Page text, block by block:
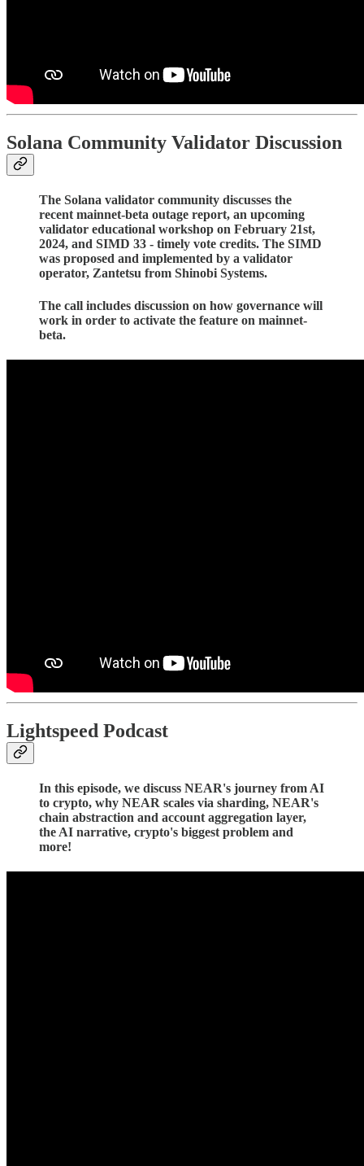
Solana Community Validator Discussion
The Solana validator community discusses the
recent mainnet-beta outage report, an upcoming
validator educational workshop on February 21st,
2024, and SIMD 33 - timely vote credits. The SIMD
was proposed and implemented by a validator
operator, Zantetsu from Shinobi Systems.
The call includes discussion on how governance will
work in order to activate the feature on mainnet-
beta.
Lightspeed Podcast
In this episode, we discuss NEAR's journey from AI
to crypto, why NEAR scales via sharding, NEAR's
chain abstraction and account aggregation layer,
the AI narrative, crypto's biggest problem and
more!